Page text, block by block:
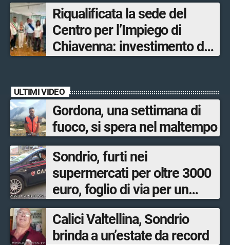
opere sostitutive sarà
ultimato entro il 2026»
Riqualificata la sede del
Centro per l’Impiego di
Chiavenna: investimento da
ULTIMI VIDEO
Gordona, una settimana di
fuoco, si spera nel maltempo
Sondrio, furti nei
supermercati per oltre 3000
euro, foglio di via per un
ventinovenne
Calici Valtellina, Sondrio
brinda a un’estate da record